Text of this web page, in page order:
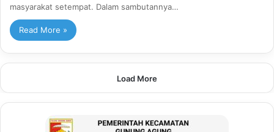
masyarakat setempat. Dalam sambutannya…
Read More »
Load More